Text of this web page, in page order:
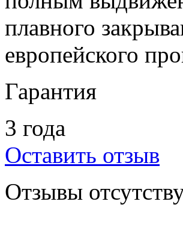
плавного
европейского
Гарантия
3 года
Оставить отзыв
Отзывы